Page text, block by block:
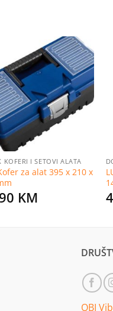
Dodaj
na
listu
želja
KOFERI I SETOVI ALATA
za alat 395 x 210 x
KM
OBI